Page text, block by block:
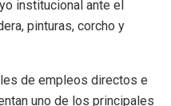
institucional ante el
pinturas, corcho y
de empleos directos e
uno de los principales